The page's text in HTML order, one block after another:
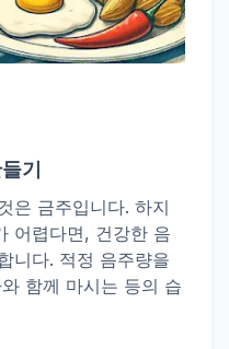
기
은 금주입니다. 하지
어렵다면, 건강한 음
니다. 적정 음주량을
함께 마시는 등의 습